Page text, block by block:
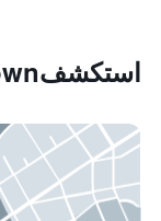
استكشفDowntown, ترومسو